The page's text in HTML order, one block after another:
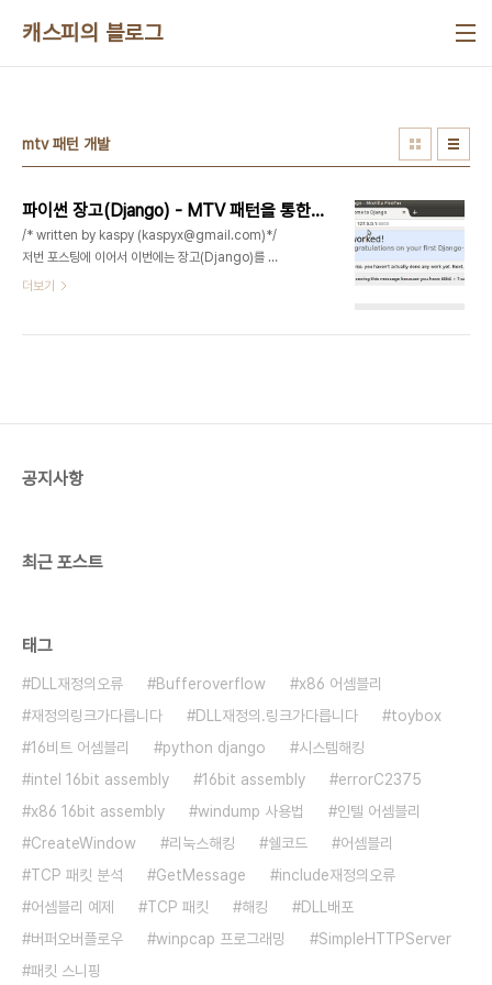
캐스피의 블로그
mtv 패턴 개발
파이썬 장고(Django) - MTV 패턴을 통한 웹서버 개발하기
/* written by kaspy (kaspyx@gmail.com)*/
저번 포스팅에 이어서 이번에는 장고(Django)를 이
용해서 웹페이지를 추가하고 이에대한 요청을 처리
한다. 우선 프로젝트를 추가하고 어플리케이션을 추
더보기
공지사항
최근 포스트
태그
DLL재정의오류 Bufferoverflow
x86 어셈블리
재정의링크가다릅니다
DLL재정의.링크가다릅니다
toybox
16비트 어셈블리
python django
시스템해킹
intel 16bit assembly
16bit assembly
errorC2375
x86 16bit assembly
windump 사용법
인텔 어셈블리
CreateWindow
리눅스해킹 쉘코드
어셈블리
TCP 패킷 분석
GetMessage
include재정의오류
어셈블리 예제
TCP 패킷 해킹
DLL배포
버퍼오버플로우
winpcap 프로그래밍
SimpleHTTPServer
패킷 스니핑